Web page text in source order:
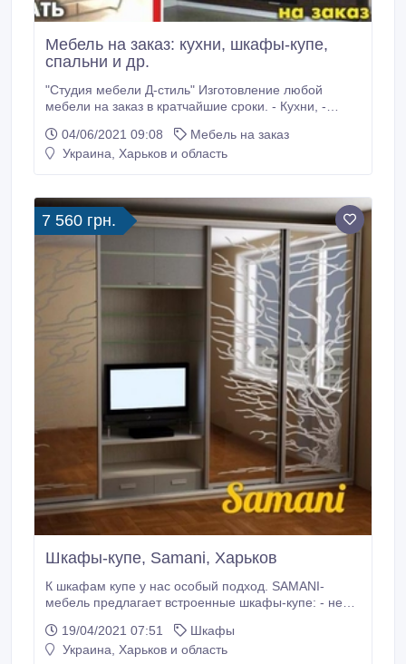
Мебель на заказ: кухни, шкафы-купе,
спальни и др.
"Студия мебели Д-стиль" Изготовление любой
мебели на заказ в кратчайшие сроки. - Кухни, -
комнаты, - Прихожие, - Спальни, - Кровати, мягкие
кровати, - Комоды, - Офисная мебель, - Диваны,
04/06/2021 09:08
Мебель на заказ
Украина, Харьков и область
7 560 грн.
Шкафы-купе, Samani, Харьков
К шкафам купе у нас особый подход. SAMANI-
мебель предлагает встроенные шкафы-купе: - не
заполнить пространство на 100 %, - легкость
конструкции, - любое фасадное исполнение. Тел.:
19/04/2021 07:51
Шкафы
Украина, Харьков и область